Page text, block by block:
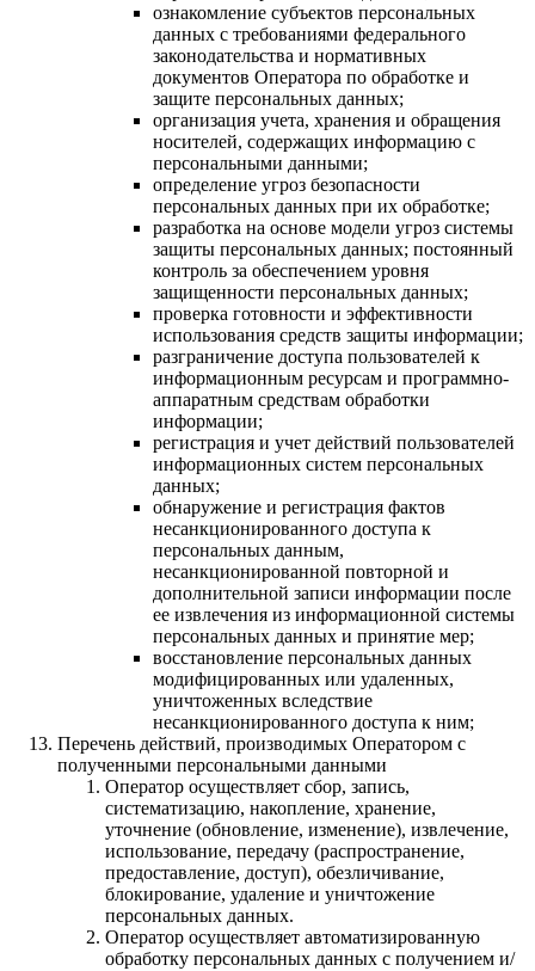
ознакомление субъектов персональных
данных с требованиями федерального
законодательства и нормативных
документов Оператора по обработке и
защите персональных данных;
организация учета, хранения и обращения
носителей, содержащих информацию с
персональными данными;
определение угроз безопасности
персональных данных при их обработке;
разработка на основе модели угроз системы
защиты персональных данных; постоянный
контроль за обеспечением уровня
защищенности персональных данных;
проверка готовности и эффективности
использования средств защиты информации;
разграничение доступа пользователей к
информационным ресурсам и программно-
аппаратным средствам обработки
информации;
регистрация и учет действий пользователей
информационных систем персональных
данных;
обнаружение и регистрация фактов
несанкционированного доступа к
персональных данным,
несанкционированной повторной и
дополнительной записи информации после
ее извлечения из информационной системы
персональных данных и принятие мер;
восстановление персональных данных
модифицированных или удаленных,
уничтоженных вследствие
несанкционированного доступа к ним;
Перечень действий, производимых Оператором с
полученными персональными данными
Оператор осуществляет сбор, запись,
систематизацию, накопление, хранение,
уточнение (обновление, изменение), извлечение,
использование, передачу (распространение,
предоставление, доступ), обезличивание,
блокирование, удаление и уничтожение
персональных данных.
Оператор осуществляет автоматизированную
обработку персональных данных с получением и/